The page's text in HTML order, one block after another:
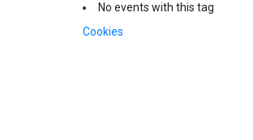
No events with this tag
Navigare
Cookies